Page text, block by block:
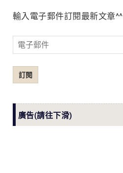
輸入電子郵件訂閱最新文章^^
電
子
郵
件
訂閱
廣告(請往下滑)